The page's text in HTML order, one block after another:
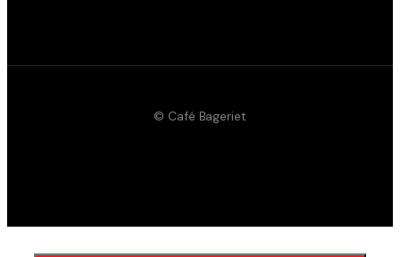
© Café Bageriet